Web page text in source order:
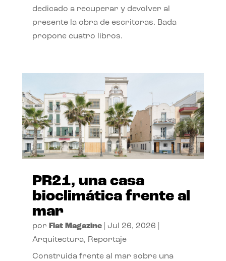
dedicado a recuperar y devolver al
presente la obra de escritoras. Bada
propone cuatro libros.
PR21, una casa
bioclimática frente al
mar
por Flat Magazine| Jul 26, 2026
Arquitectura, Reportaje
Construida frente al mar sobre una